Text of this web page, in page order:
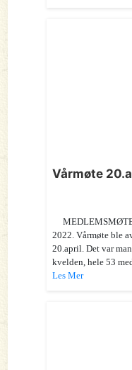
Vårmøte
MEDLEMSMØTE
2022. Vårmøte ble
20.april. Det var
kvelden, hele 53
Les Mer